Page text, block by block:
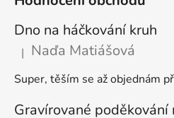
Dno na háčkování kruh
Hodnocení produktu je 5 z 5
| Naďa Matiášová
Super, těším se až objednám